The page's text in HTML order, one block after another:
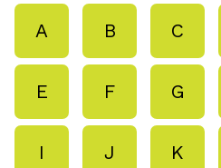
A B C
E F G
I J K